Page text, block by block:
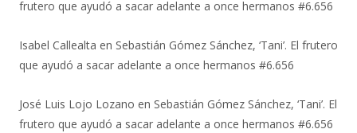
frutero que ayudó a sacar adelante a once hermanos #6.656
Isabel Callealta en Sebastián Gómez Sánchez, ‘Tani’. El frutero
que ayudó a sacar adelante a once hermanos #6.656
José Luis Lojo Lozano en Sebastián Gómez Sánchez, ‘Tani’. El
frutero que ayudó a sacar adelante a once hermanos #6.656